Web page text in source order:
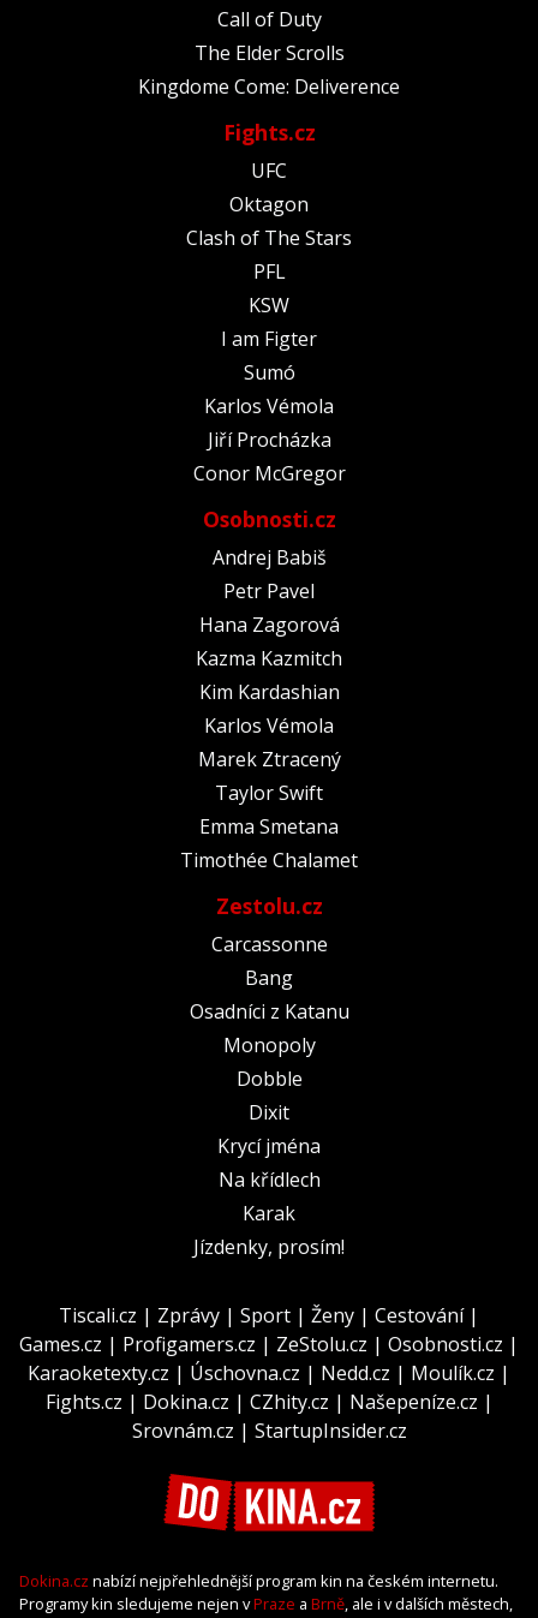
Call of Duty
The Elder Scrolls
Kingdome Come: Deliverence
Fights.cz
UFC
Oktagon
Clash of The Stars
PFL
KSW
I am Figter
Sumó
Karlos Vémola
Jiří Procházka
Conor McGregor
Osobnosti.cz
Andrej Babiš
Petr Pavel
Hana Zagorová
Kazma Kazmitch
Kim Kardashian
Karlos Vémola
Marek Ztracený
Taylor Swift
Emma Smetana
Timothée Chalamet
Zestolu.cz
Carcassonne
Bang
Osadníci z Katanu
Monopoly
Dobble
Dixit
Krycí jména
Na křídlech
Karak
Jízdenky, prosím!
Tiscali.cz | Zprávy | Sport | Ženy | Cestování|
Games.cz | Profigamers.cz | ZeStolu.cz | Osobnosti.cz |
Karaoketexty.cz | Úschovna.cz | Nedd.cz | Moulík.cz |
Fights.cz | Dokina.cz | CZhity.cz | Našepeníze.cz |
Srovnám.cz | StartupInsider.cz
Dokina.cz nabízí nejpřehlednější program kin na českém internetu.
Programy kin sledujeme nejen vPraze a Brně, ale i v dalších městech,